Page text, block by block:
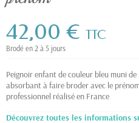
42,00 € TTC
Brodé en 2 à 5 jours
Peignoir enfant de couleur bleu muni
absorbant à faire broder avec le
professionnel réalisé en France
Découvrez toutes les informations